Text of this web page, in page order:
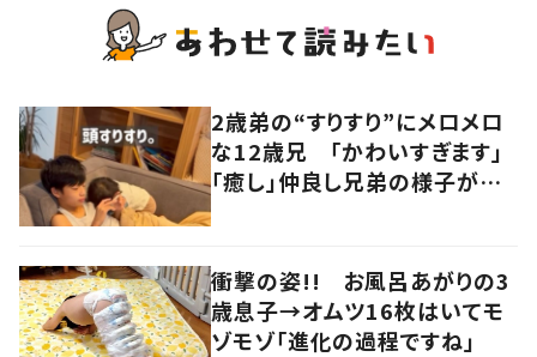
2歳弟の“すりすり”にメロメロ
な12歳兄 「かわいすぎます」
「癒し」仲良し兄弟の様子が
衝撃の姿!! お風呂あがりの3
歳息子→オムツ16枚はいてモ
ゾモゾ「進化の過程ですね」